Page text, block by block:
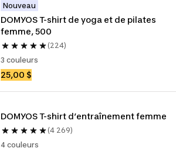
Nouveau
DOMYOS T-shirt de yoga et de pilates
femme, 500
(224)
3 couleurs
25,00 $
DOMYOS T-shirt d’entraînement femme
(4 269)
4 couleurs